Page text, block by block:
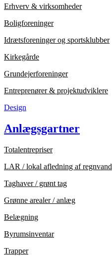
Erhverv & virksomheder
Boligforeninger
Idrætsforeninger og sportsklubber
Kirkegårde
Grundejerforeninger
Entreprenører & projektudviklere
Design
Anlægsgartner
Totalentrepriser
LAR / lokal afledning af regnvand
Taghaver / grønt tag
Grønne arealer / anlæg
Belægning
Byrumsinventar
Trapper